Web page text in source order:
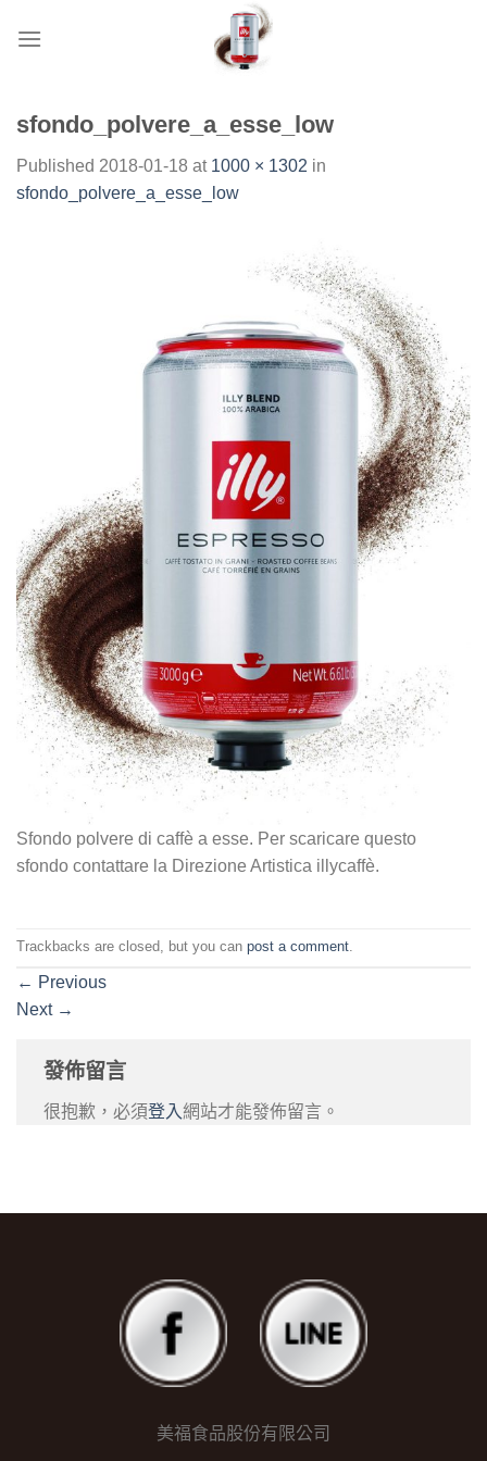
sfondo_polvere_a_esse_low
Published 2018-01-18 at 1000 × 1302 in
sfondo_polvere_a_esse_low
Sfondo polvere di caffè a esse. Per scaricare questo
sfondo contattare la Direzione Artistica illycaffè.
Trackbacks are closed, but you can post a comment
← Previous
Next →
發佈留言
很抱歉，必須登入網站才能發佈留言。
美福食品股份有限公司